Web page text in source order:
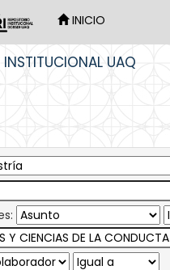
INICIO
INSTITUCIONAL UAQ